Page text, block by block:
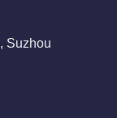
Suzhou